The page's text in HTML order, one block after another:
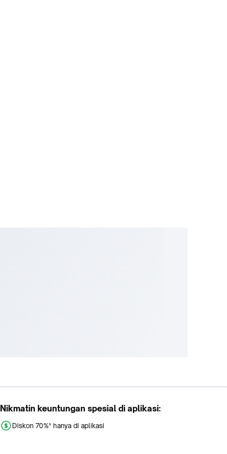
Nikmatin keuntungan spesial di aplikasi:
Diskon 70%* hanya di aplikasi